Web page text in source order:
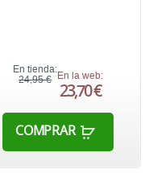
En tienda:
24,95 €
En la web:
23,70 €
COMPRAR